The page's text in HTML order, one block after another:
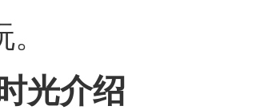
光介绍